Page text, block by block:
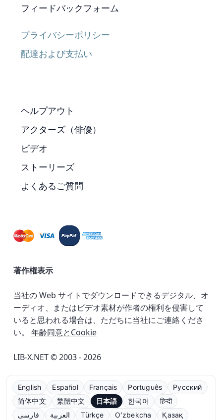
フィードバックフォーム
プライバシーポリシー
配達および支払い
ヘルプアウト
アクターズ（俳優）
ビデオ
ストーリーズ
よくあるご質問
著作権表示
当社の Web サイトでダウンロードできるデジタル、オ
ーディオ、またはビデオ素材が作者の権利を侵害して
いると思われる場合は、ただちに当社にご連絡くださ
い。 年齢同意とCookie
LIB-X.NET © 2003 - 2026
English Español Français Português
Русский
简体中文
繁體中文 日本語 한국어
हिन्दी
فارسی
العربية Türkçe Oʻzbekcha Қазақ